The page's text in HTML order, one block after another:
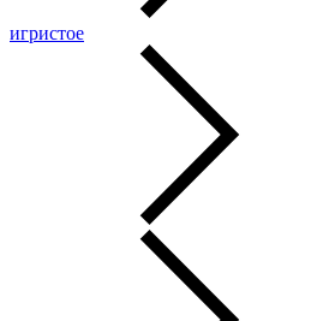
игристое